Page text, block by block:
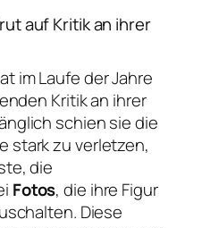
auf Kritik an ihrer
im Laufe der Jahre
Kritik an ihrer
schien sie die
stark zu verletzen,
die
Fotos, die ihre Figur
Diese